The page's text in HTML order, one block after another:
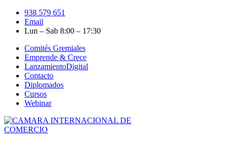
938 579 651
Email
Lun – Sab 8:00 – 17:30
Comités Gremiales
Emprende & Crece
LanzamientoDigital
Contacto
Diplomados
Cursos
Webinar